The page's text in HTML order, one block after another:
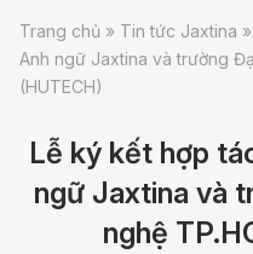
Trang chủ » Tin tức Jaxtina »
Anh ngữ Jaxtina và trường
(HUTECH)
Lễ ký kết hợp
ngữ Jaxtina và
nghệ